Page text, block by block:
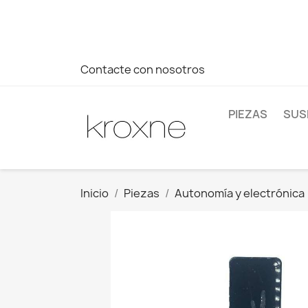
Contacte con nosotros
PIEZAS
Inicio Piezas Autonomía y electrónica